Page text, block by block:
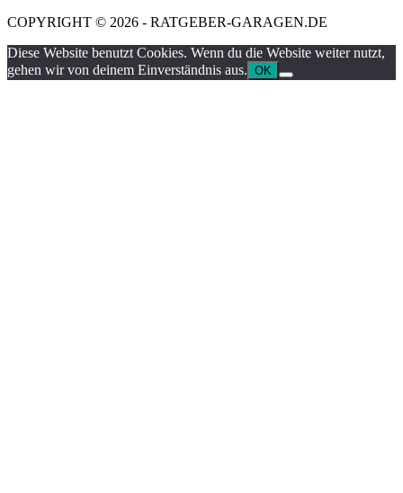
COPYRIGHT © 2026 - RATGEBER-GARAGEN.DE
Diese Website benutzt Cookies. Wenn du die Website weiter nutzt,
gehen wir von deinem Einverständnis aus. OK